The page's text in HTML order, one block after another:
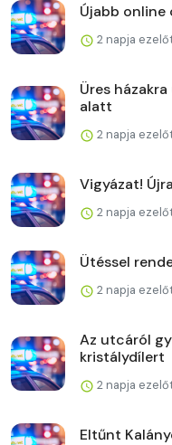
Újabb online
2 napja
Üres
alatt
2 napja
Vigyázat!
2 napja
Ütéssel
2 napja
Az utcáról
kristálydílert
2 napja
Eltűnt